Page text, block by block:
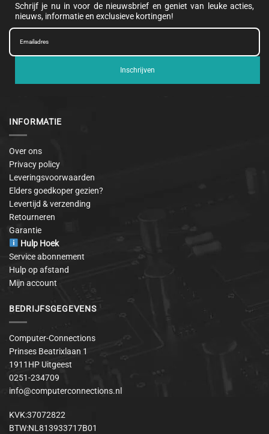
Schrijf je nu in voor de nieuwsbrief en geniet van leuke acties,
nieuws, informatie en exclusieve kortingen!
Inschrijven
INFORMATIE
Over ons
Privacy policy
Leveringsvoorwaarden
Elders goedkoper gezien?
Levertijd & verzending
Retourneren
Garantie
Hulp Hoek
Service abonnement
Hulp op afstand
Mijn account
BEDRIJFSGEGEVENS
Computer-Connections
Prinses Beatrixlaan 1
1911HP Uitgeest
0251-234709
info@computerconnections.nl
KVK:37072822
BTW:NL813933717B01